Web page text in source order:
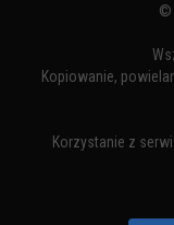
©
Kopiowanie,
Korzystanie z